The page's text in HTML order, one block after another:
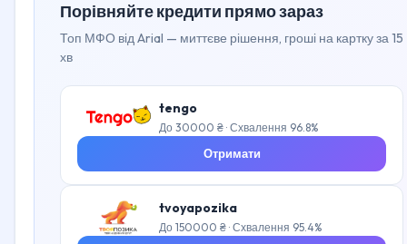
Порівняйте кредити прямо зараз
Топ МФО від Arial — миттєве рішення, гроші на картку за 15
хв
tengo
До 30000 ₴ · Схвалення 96.8%
Отримати
tvoyapozika
До 150000 ₴ · Схвалення 95.4%